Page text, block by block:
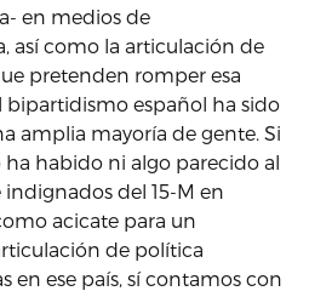
en medios de
así como la articulación de
pretenden romper esa
español ha sido
amplia mayoría de gente. Si
habido ni algo parecido al
del 15-M en
acicate para un
de política
en ese país, sí contamos con